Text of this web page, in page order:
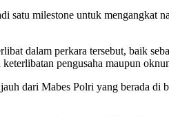
milestone untuk mengangkat
dalam perkara tersebut, baik
pengusaha maupun
dari Mabes Polri yang berada di